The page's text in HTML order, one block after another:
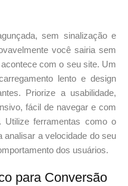
sem sinalização e
você sairia sem
com o seu site. Um
lento e design
Priorize a usabilidade,
fácil de navegar e com
Utilize ferramentas como o
analisar a velocidade do seu
dos usuários.
para Conversão